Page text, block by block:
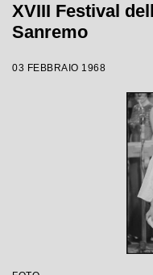
XVIII Festival
Sanremo
03 FEBBRAIO 1968